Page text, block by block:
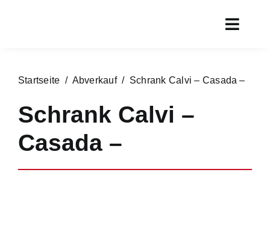
Startseite / Abverkauf/ Schrank Calvi – Casada –
Schrank Calvi –
Casada –